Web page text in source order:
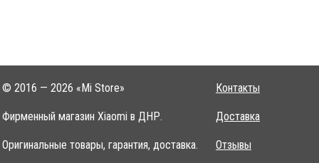
© 2016 — 2026 «Mi Store»
Фирменный магазин Xiaomi в ДНР.
Оригинальные товары, гарантия, доставка.
Контакты
Доставка
Отзывы